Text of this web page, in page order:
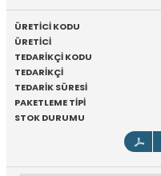
ÜRETİCİ KODU
ÜRETİCİ
TEDARİKÇİ KODU
TEDARİKÇİ
TEDARİK SÜRESİ
PAKETLEME TİPİ
STOK DURUMU